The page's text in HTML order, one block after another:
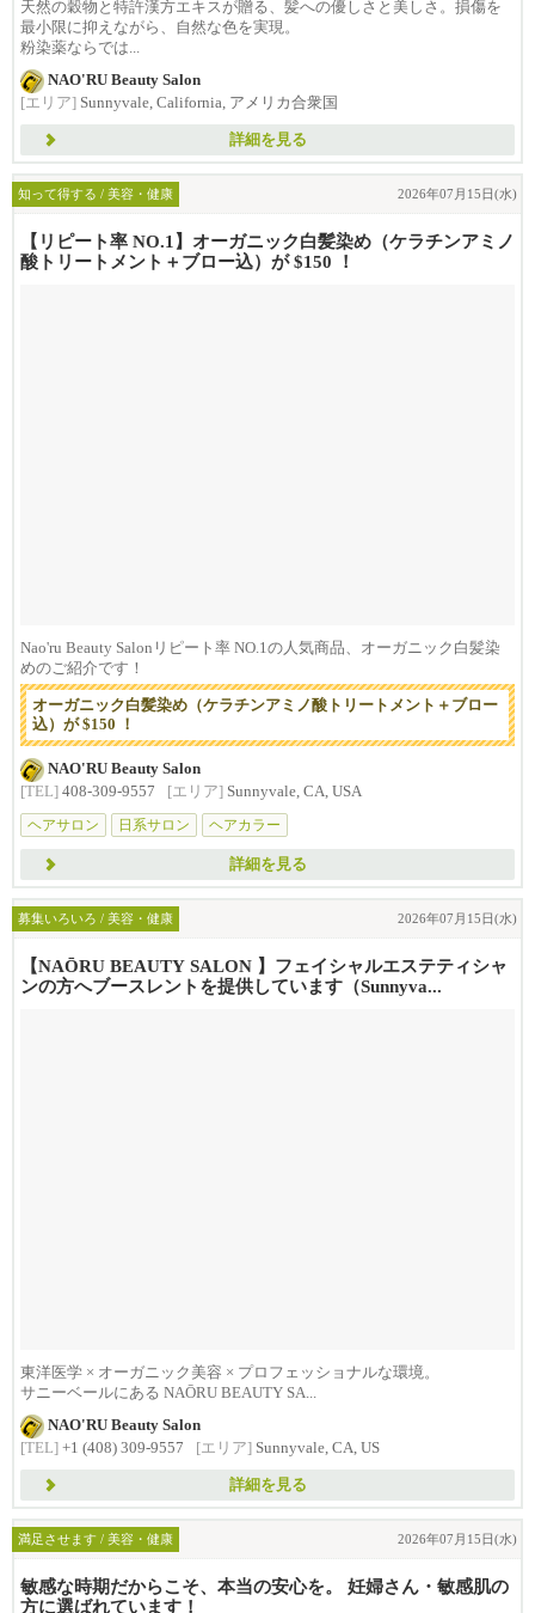
天然の穀物と特許漢方エキスが贈る、髪への優しさと美しさ。損傷を
最小限に抑えながら、自然な色を実現。
粉染薬ならでは...
NAO'RU Beauty Salon
[エリア] Sunnyvale, California, アメリカ合衆国
詳細を見る
知って得する / 美容・健康 2026年07月15日(水)
【リピート率 NO.1】オーガニック白髪染め（ケラチンアミノ
酸トリートメント＋ブロー込）が $150 ！
Nao'ru Beauty Salonリピート率 NO.1の人気商品、オーガニック白髪染
めのご紹介です！
オーガニック白髪染め（ケラチンアミノ酸トリートメント＋ブロー
込）が $150 ！
NAO'RU Beauty Salon
[TEL] 408-309-9557 [エリア] Sunnyvale, CA, USA
ヘアサロン
日系サロン ヘアカラー
詳細を見る
募集いろいろ / 美容・健康 2026年07月15日(水)
【NAŌRU BEAUTY SALON 】フェイシャルエステティシャ
ンの方へブースレントを提供しています（Sunnyva...
東洋医学 × オーガニック美容 × プロフェッショナルな環境。
サニーベールにある NAŌRU BEAUTY SA...
NAO'RU Beauty Salon
[TEL] +1 (408) 309-9557 [エリア] Sunnyvale, CA, US
詳細を見る
満足させます / 美容・健康 2026年07月15日(水)
敏感な時期だからこそ、本当の安心を。 妊婦さん・敏感肌の
方に選ばれています！